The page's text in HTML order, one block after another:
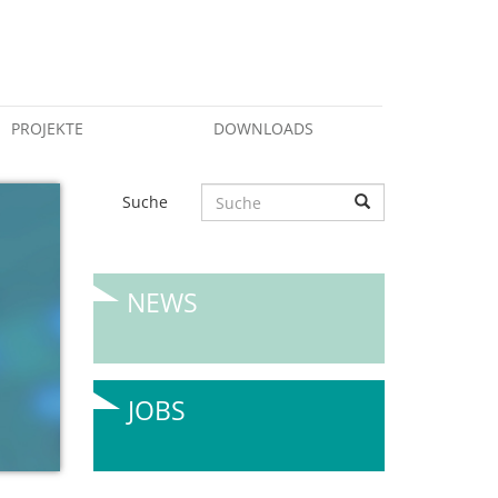
PROJEKTE DOWNLOADS
Suche
NEWS
JOBS